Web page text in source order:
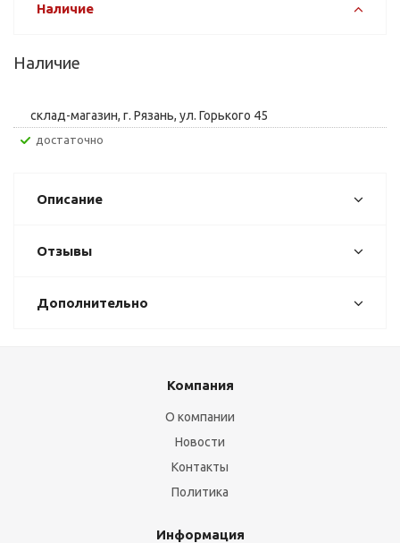
Наличие
Наличие
склад-магазин, г. Рязань, ул. Горького 45
Достаточно
Описание
Отзывы
Дополнительно
Компания
О компании
Новости
Контакты
Политика
Информация